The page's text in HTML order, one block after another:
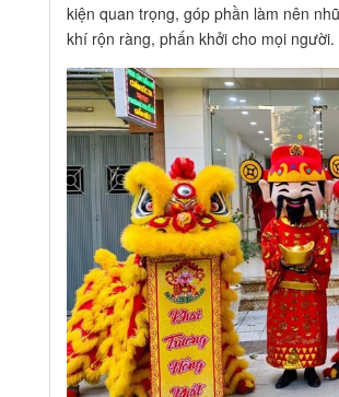
kiện quan trọng, góp phần làm nên
khí rộn ràng, phấn khởi cho mọi người.